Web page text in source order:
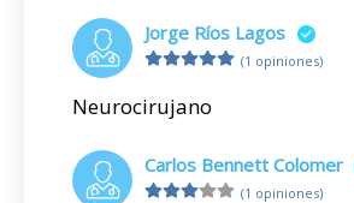
Jorge Ríos Lagos
(1 opiniones)
Neurocirujano
Carlos Bennett Colomer
(1 opiniones)